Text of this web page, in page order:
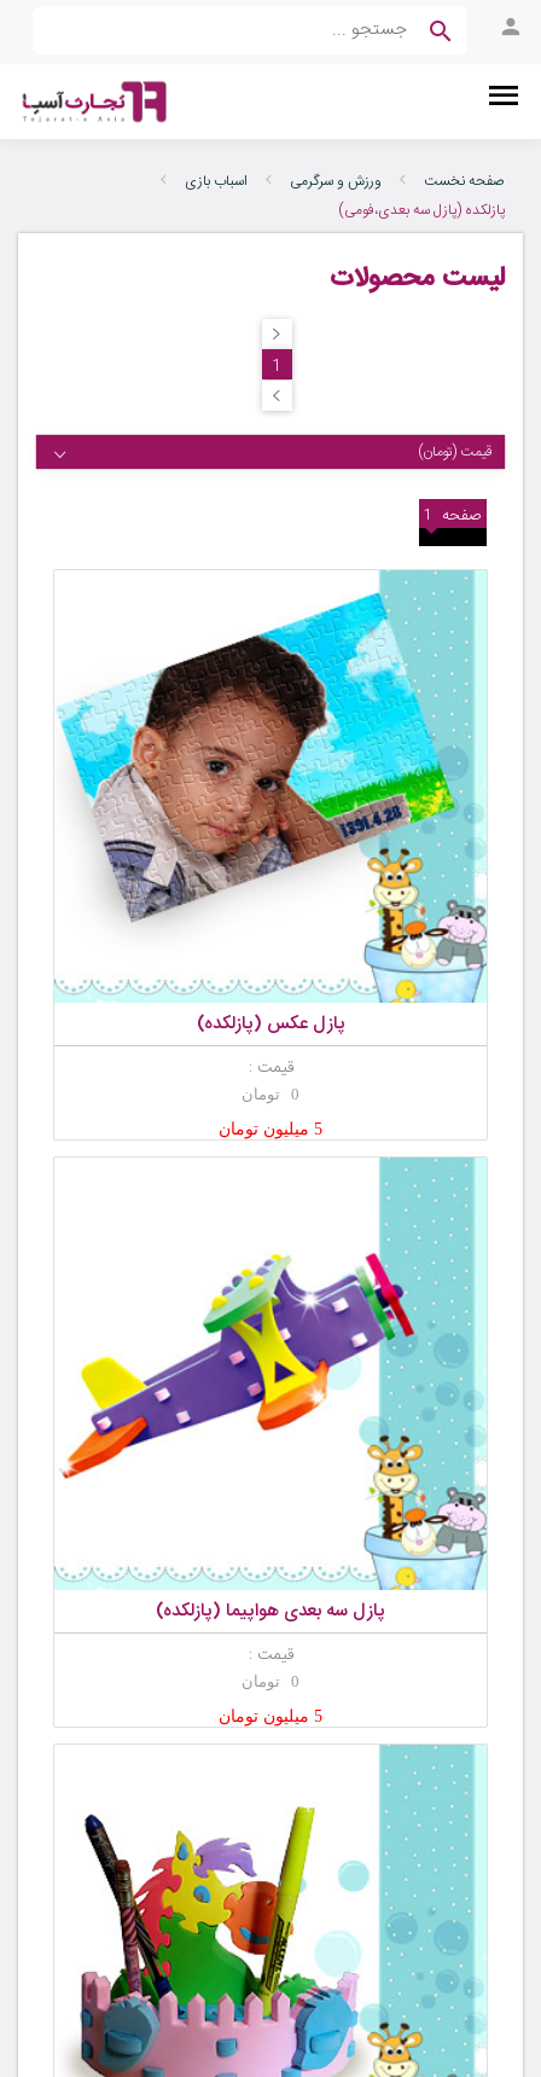
صفحه نخست ورزش و سرگرمی
اسباب بازی
پازلکده (پازل سه بعدی،فومی)
لیست محصولات
1
قیمت (تومان)
صفحه 1
پازل عکس (پازلکده)
قیمت :
0 تومان
5 میلیون تومان
پازل سه بعدی هواپیما (پازلکده)
قیمت :
0 تومان
5 میلیون تومان